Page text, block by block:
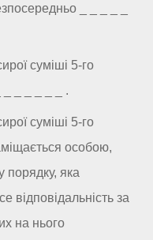
_ _ _ _ _
суміші 5-го
_ _ _ _ _ _ .
суміші 5-го
особою,
порядку, яка
відповідальність за
на нього